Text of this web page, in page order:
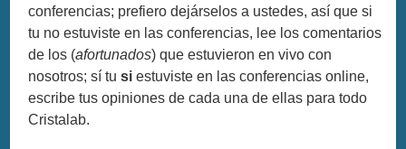
conferencias; prefiero dejárselos a ustedes, así que si
tu no estuviste en las conferencias, lee los comentarios
de los (afortunados) que estuvieron en vivo con
nosotros; sí tusi estuviste en las conferencias online,
escribe tus opiniones de cada una de ellas para todo
Cristalab.